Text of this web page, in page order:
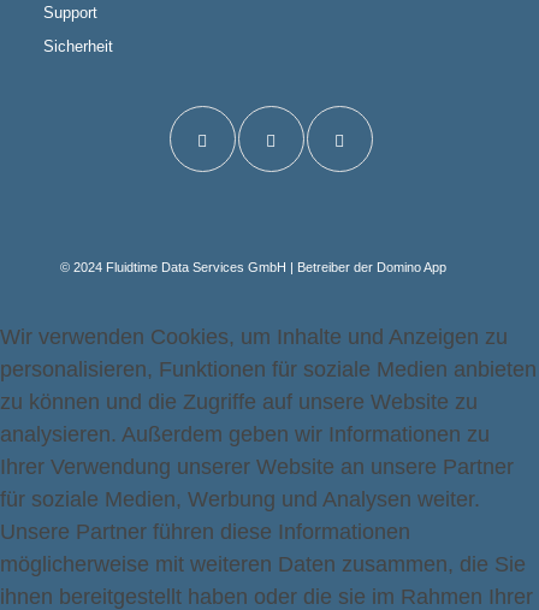
Support
Sicherheit
© 2024 Fluidtime Data Services GmbH | Betreiber der Domino App
Wir verwenden Cookies, um Inhalte und Anzeigen zu
personalisieren, Funktionen für soziale Medien anbieten
zu können und die Zugriffe auf unsere Website zu
analysieren. Außerdem geben wir Informationen zu
Ihrer Verwendung unserer Website an unsere Partner
für soziale Medien, Werbung und Analysen weiter.
Unsere Partner führen diese Informationen
möglicherweise mit weiteren Daten zusammen, die Sie
ihnen bereitgestellt haben oder die sie im Rahmen Ihrer